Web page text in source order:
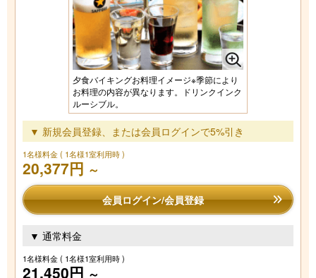
夕食バイキングお料理イメージ※季節により
お料理の内容が異なります。ドリンクインク
ルーシブル。
▼ 新規会員登録、または会員ログインで5%引き
1名様料金( 1名様1室利用時 )
20,377円 ～
会員ログイン/会員登録
▼ 通常料金
1名様料金( 1名様1室利用時 )
21,450円 ～